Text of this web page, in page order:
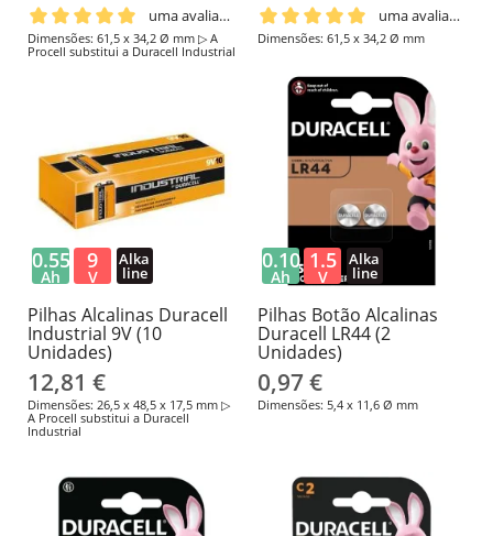
uma avaliação
Dimensões: 61,5 x 34,2 Ø mm ▷ A
Procell substitui a Duracell Industrial
uma avaliação
Dimensões: 61,5 x 34,2 Ø mm
Pilhas Alcalinas Duracell
Industrial 9V (10
Unidades)
12,81 €
Dimensões: 26,5 x 48,5 x 17,5 mm ▷
A Procell substitui a Duracell
Industrial
0.55
Ah
9
V
Alka
line
Pilhas Botão Alcalinas
Duracell LR44 (2
Unidades)
0,97 €
Dimensões: 5,4 x 11,6 Ø mm
0.10
Ah
1.5
V
Alka
line